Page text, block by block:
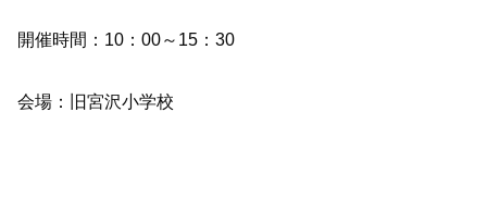
開催時間：10：00～15：30
会場：旧宮沢小学校